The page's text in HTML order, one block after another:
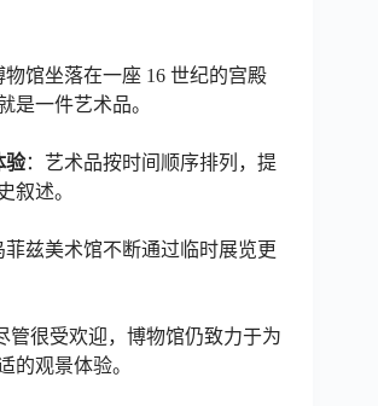
物馆坐落在一座 16 世纪的宫殿
是一件艺术品。
验：艺术品按时间顺序排列，提
叙述。
菲兹美术馆不断通过临时展览更
管很受欢迎，博物馆仍致力于为
的观景体验。